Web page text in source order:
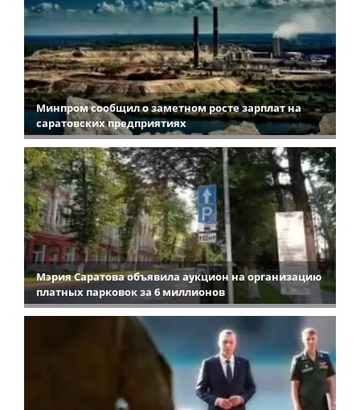
Минпром сообщил о заметном росте зарплат на
саратовских предприятиях
Мэрия Саратова объявила аукцион на организацию
платных парковок за 6 миллионов